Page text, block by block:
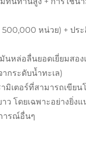
หน่วย) + ประ
หล่อลื่นยอดเยี่ยมสอง
กระดับน้ำทะเล)
มิเตอร์ที่สามารถเขียน
โดยเฉพาะอย่างยิ่ง
ารณ์อื่นๆ